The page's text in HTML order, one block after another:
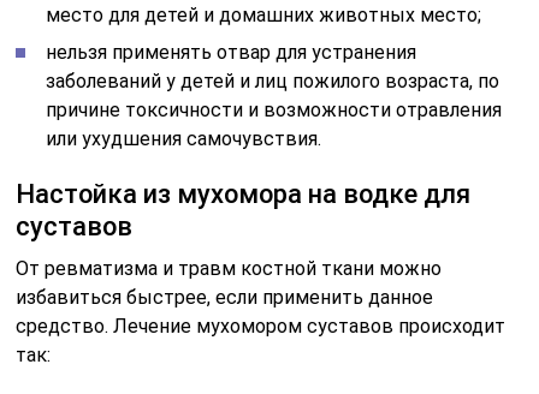
место для детей и домашних животных место;
нельзя применять отвар для устранения
заболеваний у детей и лиц пожилого возраста, по
причине токсичности и возможности отравления
или ухудшения самочувствия.
Настойка из мухомора на водке для
суставов
От ревматизма и травм костной ткани можно
избавиться быстрее, если применить данное
средство. Лечение мухомором суставов происходит
так: